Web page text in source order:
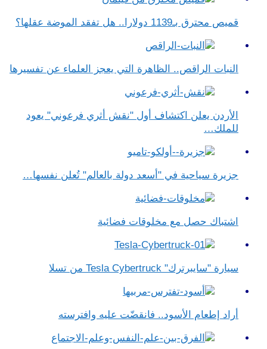
قميص محترق بـ1139 دولارا.. هل تفقد الموضة عقلها؟
النبات الراقص.. الظاهرة التي يعجز العلماء عن تفسيرها
الأردن يعلن اكتشاف أول "نقش أثري فرعوني" يعود
للملك…
جزيرة سياحية في "أسعد دولة بالعالم" تُعلن نفسها…
اشتباك حصل مع مخلوقات فضائية
سيارة "سايبرترك" Tesla Cybertruck من تسلا
أراد إطعام الأسود.. فانقضّت عليه وافترسته